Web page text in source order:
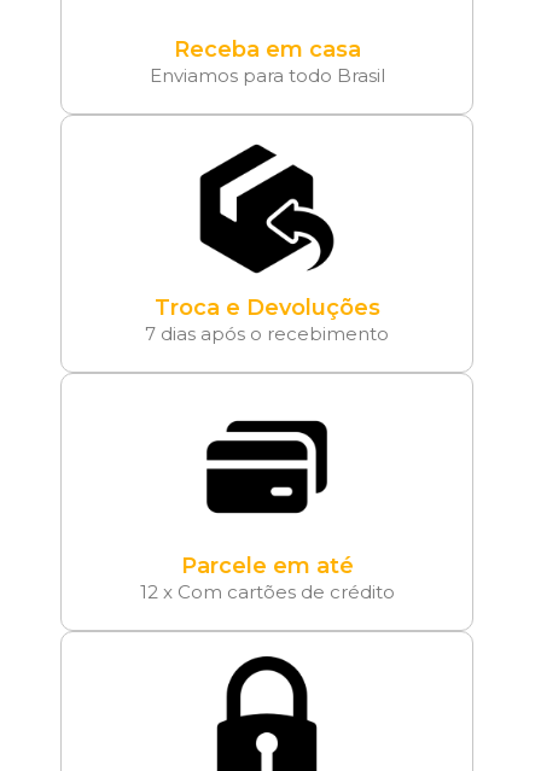
Receba em casa
Enviamos para todo Brasil
Troca e Devoluções
7 dias após o recebimento
Parcele em até
12 x Com cartões de crédito